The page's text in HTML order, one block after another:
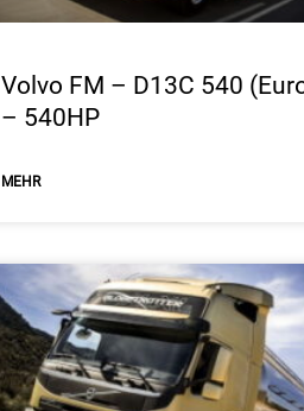
Volvo FM – D13C 540
– 540HP
ΜEHR